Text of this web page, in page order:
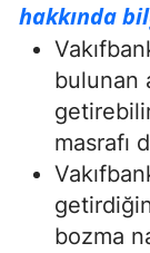
hakkında
bulunan
masrafı
bozma